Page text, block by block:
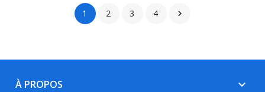
1 2 3 4 
À PROPOS keyboard_arrow_down